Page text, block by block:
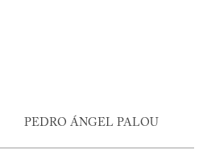
PEDRO ÁNGEL PALOU